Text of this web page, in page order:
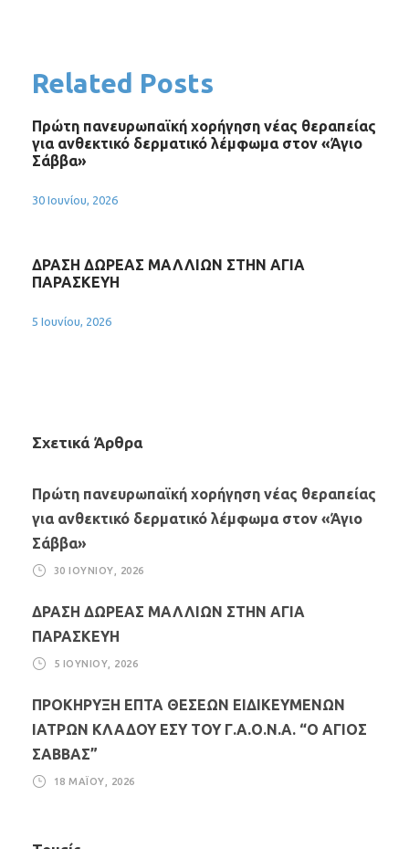
Related Posts
Πρώτη πανευρωπαϊκή χορήγηση νέας θεραπείας
για ανθεκτικό δερματικό λέμφωμα στον «Άγιο
Σάββα»
30 Ιουνίου, 2026
ΔΡΑΣΗ ΔΩΡΕΑΣ ΜΑΛΛΙΩΝ ΣΤΗΝ ΑΓΙΑ
ΠΑΡΑΣΚΕΥΗ
5 Ιουνίου, 2026
Σχετικά Άρθρα
Πρώτη πανευρωπαϊκή χορήγηση νέας θεραπείας
για ανθεκτικό δερματικό λέμφωμα στον «Άγιο
Σάββα»
30 ΙΟΥΝΊΟΥ, 2026
ΔΡΑΣΗ ΔΩΡΕΑΣ ΜΑΛΛΙΩΝ ΣΤΗΝ ΑΓΙΑ
ΠΑΡΑΣΚΕΥΗ
5 ΙΟΥΝΊΟΥ, 2026
ΠΡΟΚΗΡΥΞΗ ΕΠΤΑ ΘΕΣΕΩΝ ΕΙΔΙΚΕΥΜΕΝΩΝ
ΙΑΤΡΩΝ ΚΛΑΔΟΥ ΕΣΥ ΤΟΥ Γ.Α.Ο.Ν.Α. “Ο ΑΓΙΟΣ
ΣΑΒΒΑΣ”
18 ΜΑΪ́ΟΥ, 2026